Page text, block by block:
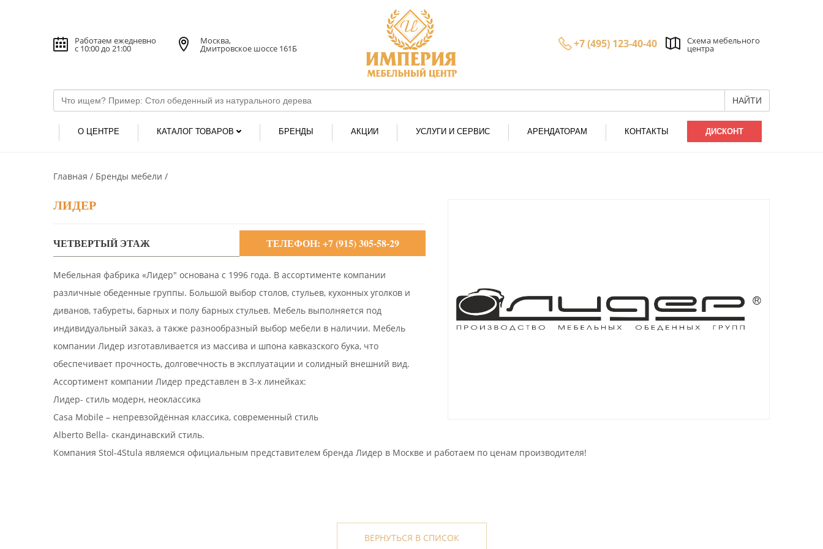
Работаем ежедневно
с 10:00 до 21:00
Москва,
Дмитровское шоссе 161Б
Схема мебельного
центра
+7 (495) 123-40-40
НАЙТИ
О ЦЕНТРЕ КАТАЛОГ ТОВАРОВ БРЕНДЫ АКЦИИ УСЛУГИ И СЕРВИС АРЕНДАТОРАМ КОНТАКТЫ ДИСКОНТ
Главная Бренды мебели
ЛИДЕР
ЧЕТВЕРТЫЙ ЭТАЖ ТЕЛЕФОН: +7 (915) 305-58-29
Мебельная фабрика «Лидер" основана с 1996 года. В ассортименте компании
различные обеденные группы. Большой выбор столов, стульев, кухонных уголков и
диванов, табуреты, барных и полу барных стульев. Мебель выполняется под
индивидуальный заказ, а также разнообразный выбор мебели в наличии. Мебель
компании Лидер изготавливается из массива и шпона кавказского бука, что
обеспечивает прочность, долговечность в эксплуатации и солидный внешний вид.
Ассортимент компании Лидер представлен в 3-х линейках:
Лидер- стиль модерн, неоклассика
Casa Mobile – непревзойдённая классика, современный стиль
Alberto Bella- скандинавский стиль.
Компания Stol-4Stula являемся официальным представителем бренда Лидер в Москве и работаем по ценам производителя!
ВЕРНУТЬСЯ В СПИСОК